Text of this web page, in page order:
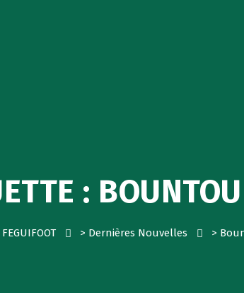
:
FEGUIFOOT > Dernières Nouvelles >